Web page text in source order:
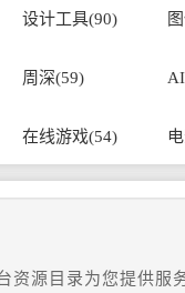
设计工具(90)
周深(59)
在线游戏(54)
资源目录为您提供服